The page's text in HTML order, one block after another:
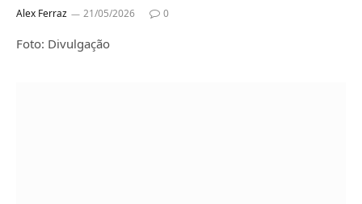
Alex Ferraz 21/05/2026 0
Foto: Divulgação